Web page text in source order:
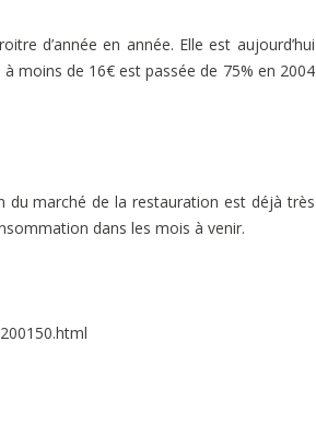
d’année en année. Elle est aujourd’hui
moins de 16€ est passée de 75% en 2004
du marché de la restauration est déjà très
dans les mois à venir.